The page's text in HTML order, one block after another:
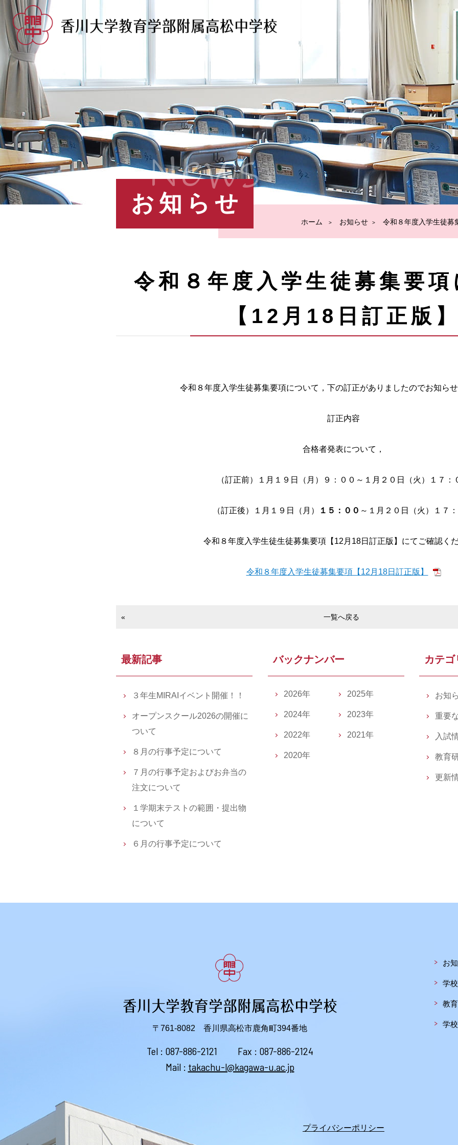
お知らせ
News
ホーム お知らせ 令和８年度入学生徒募
令和８年度入学生徒募集要項
【12月18日訂正版】
令和８年度入学生徒募集要項について，下の訂正がありましたのでお知らせ
訂正内容
合格者発表について，
（訂正前）１月１９日（月）９：００～１月２０日（火）１７：
（訂正後）１月１９日（月） １５：００ ～１月２０日（火）１７
令和８年度入学生徒生徒募集要項【12月18日訂正版】にてご確認くだ
令和８年度入学生徒募集要項【12月18日訂正版】
« 一覧へ戻る
最新記事
３年生MIRAIイベント開催！！
オープンスクール2026の開催に
ついて
８月の行事予定について
７月の行事予定およびお弁当の
注文について
１学期末テストの範囲・提出物
について
６月の行事予定について
バックナンバー
2026年 2025年
2024年 2023年
2022年 2021年
2020年
カテゴ
お知
重要
入試
教育
更新
〒761-8082 香川県高松市鹿角町394番地
Tel : 087-886-2121
Fax : 087-886-2124
Mail : takachu-l@kagawa-u.ac.jp
お
学
教
学
プライバシーポリシー